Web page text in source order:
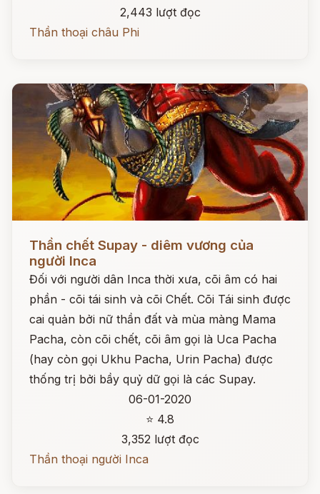
2,443 lượt đọc
Thần thoại châu Phi
Đọc ngay
Thần chết Supay - diêm vương của
người Inca
Đối với người dân Inca thời xưa, cõi âm có hai
phần - cõi tái sinh và cõi Chết. Cõi Tái sinh được
cai quản bởi nữ thần đất và mùa màng Mama
Pacha, còn cõi chết, cõi âm gọi là Uca Pacha
(hay còn gọi Ukhu Pacha, Urin Pacha) được
thống trị bởi bầy quỷ dữ gọi là các Supay.
06-01-2020
⭐ 4.8
3,352 lượt đọc
Thần thoại người Inca